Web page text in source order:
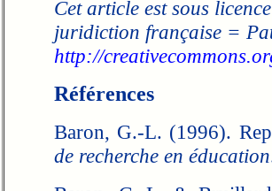
Cet article est sous licence
juridiction française =
http://
Références
Baron, G.-L. (1996).
de recherche en éducation